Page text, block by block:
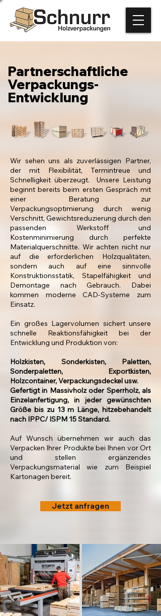
Partnerschaftliche
Verpackungs-
Entwicklung
Wir sehen uns als zuverlässigen Partner,
der mit Flexibilität, Termintreue und
Schnelligkeit überzeugt. Unsere Leistung
beginnt bereits beim ersten Gespräch mit
einer Beratung zur
Verpackungsoptimierung durch wenig
Verschnitt, Gewichtsreduzierung durch den
passenden Werkstoff und
Kostenminimierung durch perfekte
Materialquerschnitte. Wir achten nicht nur
auf die erforderlichen Holzqualitäten,
sondern auch auf eine sinnvolle
Konstruktionsstatik, Stapelfähigkeit und
Demontage nach Gebrauch. Dabei
kommen moderne CAD-Systeme zum
Einsatz.
Ein großes Lagervolumen sichert unsere
schnelle Reaktionsfähigkeit bei der
Entwicklung und Produktion von:
Holzkisten, Sonderkisten, Paletten,
Sonderpaletten, Exportkisten,
Holzcontainer, Verpackungsdeckel usw.
Gefertigt in Massivholz oder Sperrholz, als
Einzelanfertigung, in jeder gewünschten
Größe bis zu 13 m Länge, hitzebehandelt
nach IPPC/ ISPM 15 Standard.
Auf Wunsch übernehmen wir auch das
Verpacken Ihrer Produkte bei Ihnen vor Ort
und stellen ergänzendes
Verpackungsmaterial wie zum Beispiel
Kartonagen bereit.
Jetzt anfragen